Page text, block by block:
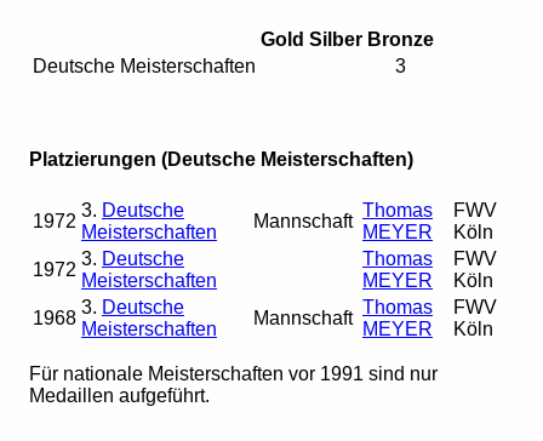
Gold Silber Bronze
Deutsche Meisterschaften
3
Platzierungen (Deutsche Meisterschaften)
1972
3. Deutsche
Meisterschaften
Mannschaft
Thomas
MEYER
FWV
Köln
1972
3. Deutsche
Meisterschaften
Thomas
MEYER
FWV
Köln
1968
3. Deutsche
Meisterschaften
Mannschaft
Thomas
MEYER
FWV
Köln
Für nationale Meisterschaften vor 1991 sind nur
Medaillen aufgeführt.